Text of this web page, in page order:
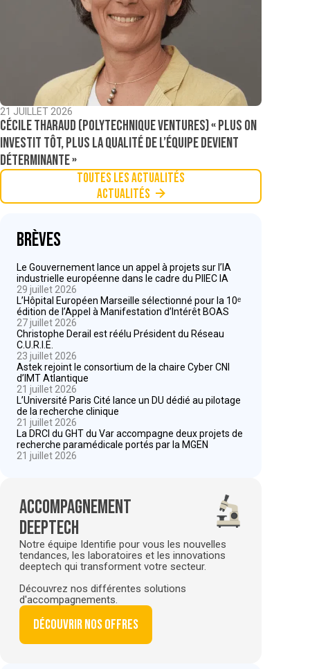
21 JUILLET 2026
Cécile Tharaud (Polytechnique Ventures) « Plus on
investit tôt, plus la qualité de l’équipe devient
déterminante »
Toutes les actualités
Actualités
Brèves
Le Gouvernement lance un appel à projets sur l’IA
industrielle européenne dans le cadre du PIIEC IA
29 juillet 2026
L’Hôpital Européen Marseille sélectionné pour la 10ᵉ
édition de l’Appel à Manifestation d’Intérêt BOAS
27 juillet 2026
Christophe Derail est réélu Président du Réseau
C.U.R.I.E.
23 juillet 2026
Astek rejoint le consortium de la chaire Cyber CNI
d’IMT Atlantique
21 juillet 2026
L’Université Paris Cité lance un DU dédié au pilotage
de la recherche clinique
21 juillet 2026
La DRCI du GHT du Var accompagne deux projets de
recherche paramédicale portés par la MGEN
21 juillet 2026
Accompagnement
deeptech
Notre équipe Identifie pour vous les nouvelles
tendances, les laboratoires et les innovations
deeptech qui transforment votre secteur.
Découvrez nos différentes solutions
d'accompagnements.
Découvrir nos offres